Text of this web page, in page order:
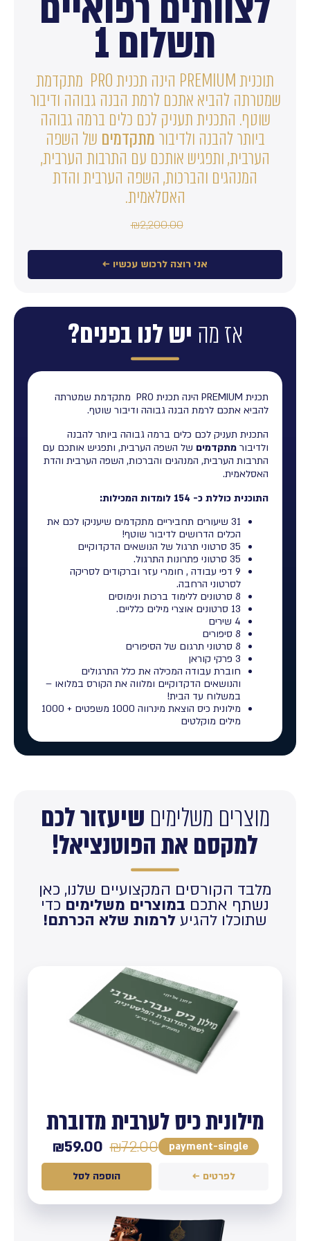
תשלום 1
תוכנית PREMIUM הינה תכנית PRO מתקדמת
שמטרתה להביא אתכם לרמת הבנה גבוהה ודיבור
שוטף. התכנית תעניק לכם כלים ברמה גבוהה
ביותר להבנה ולדיבורמתקדמים של השפה
הערבית, ותפגיש אותכם עם התרבות הערבית,
המנהגים והברכות, השפה הערבית והדת
האסלאמית.
₪2,200.00
אני רוצה לרכוש עכשיו ←
אז מה יש לנו בפנים?
תכנית PREMIUM הינה תכנית PRO מתקדמת שמטרתה
להביא אתכם לרמת הבנה גבוהה ודיבור שוטף.
התכנית תעניק לכם כלים ברמה גבוהה ביותר להבנה
ולדיבור מתקדמים של השפה הערבית, ותפגיש אותכם עם
התרבות הערבית, המנהגים והברכות, השפה הערבית והדת
האסלאמית.
התוכנית כוללת כ- 154 לומדות המכילות:
31 שיעורים תחביריים מתקדמים שיעניקו לכם את
הכלים הדרושים לדיבור שוטף!
35 סרטוני תרגול של הנושאים הדקדוקיים
35 סרטוני פתרונות התרגול.
9 דפי עבודה , חומרי עזר וברקודים לסריקה
לסרטוני הרחבה.
8 סרטונים ללימוד ברכות ונימוסים
13 סרטונים אוצרי מילים כלליים.
4 שירים
8 סיפורים
8 סרטוני תרגום של הסיפורים
3 פרקי קוראן
חוברת עבודה המכילה את כלל התרגולים
והנושאים הדקדוקיים ומלווה את הקורס במלואו –
במשלוח עד הבית!
מילונית כיס הוצאת מינרווה 1000 משפטים + 1000
מילים מוקלטים
מוצרים משלימים שיעזור לכם
למקסם את הפוטנציאל!
מלבד הקורסים המקצועיים שלנו, כאן
נשתף אתכם במוצרים משלימים כדי
שתוכלו להגיע לרמות שלא הכרתם!
מילונית כיס לערבית מדוברת
payment-single
₪72.00
₪59.00
לפרטים ← הוספה לסל